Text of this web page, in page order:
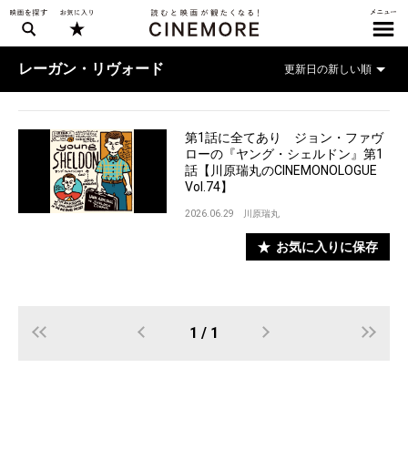
レーガン・リヴォード
第1話に全てあり ジョン・ファヴ
ローの『ヤング・シェルドン』第1
話【川原瑞丸のCINEMONOLOGUE
Vol.74】
2026.06.29 川原瑞丸
お気に入りに保存
1 / 1